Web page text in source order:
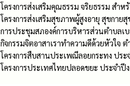
โครงการส่งเสริมคุณธรรม จริยธรรม สำ
โครงการส่งเสริมสุขภาพผู้สูงอายุ สุขกา
การประชุมสภองค์การบริหารส่วนตำบลเ
กิจกรรมจิตอาสาเราทำความดีด้วยหัวใจ
โครงการสืบสานประเพณีลอยกระทง ปร
โครงการประเทศไทยปลอดขยะ ประจำ